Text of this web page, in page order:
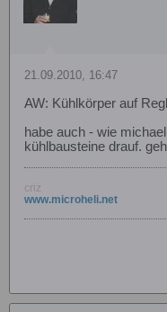
21.09.2010, 16:47
AW: Kühlkörper auf
habe auch - wie
kühlbausteine drauf.
criz
www.microheli.net